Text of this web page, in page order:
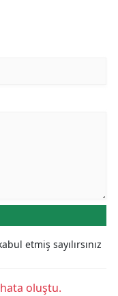
etmiş sayılırsınız
oluştu.